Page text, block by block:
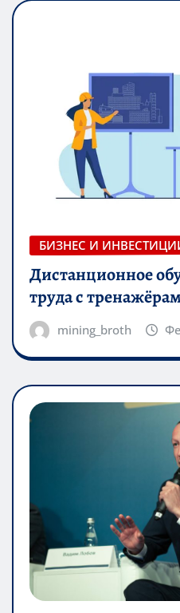
БИЗНЕС И
Дистанционное
труда с
mining_broth